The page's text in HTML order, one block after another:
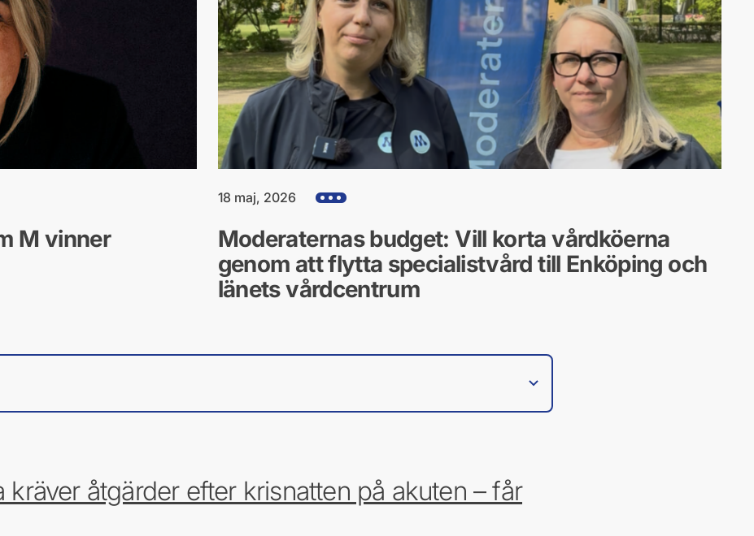
M vinner
18 maj, 2026 Visa alla hjärtefrågor
Moderaternas budget: Vill korta vårdköerna
genom att flytta specialistvård till Enköping och
länets vårdcentrum
hjärtefrågor
kräver åtgärder efter krisnatten på akuten – får